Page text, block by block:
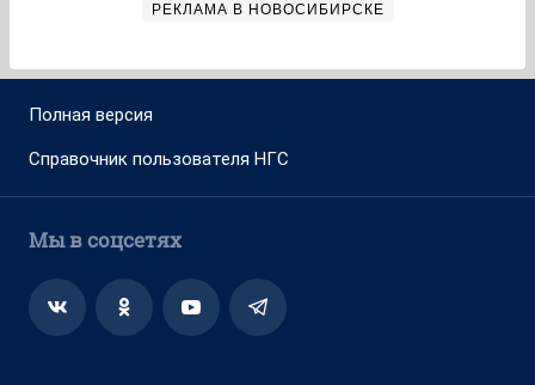
РЕКЛАМА В НОВОСИБИРСКЕ
Полная версия
Справочник пользователя НГС
Мы в соцсетях